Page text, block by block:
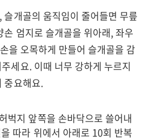
개골의 움직임이 줄어들면 무릎
엄지로 슬개골을 위아래, 좌우
을 오목하게 만들어 슬개골을 감
세요. 이때 너무 강하게 누르지
중요해요.
벅지 앞쪽을 손바닥으로 쓸어내
따라 위에서 아래로 10회 반복